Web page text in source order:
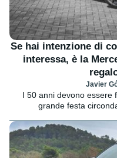
Se hai intenzione di
interessa, è la
Javier
I 50 anni devono essere
grande festa